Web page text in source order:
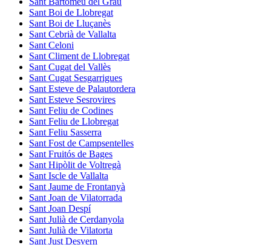
Sant Boi de Llobregat
Sant Boi de Lluçanès
Sant Cebrià de Vallalta
Sant Celoni
Sant Climent de Llobregat
Sant Cugat del Vallès
Sant Cugat Sesgarrigues
Sant Esteve de Palautordera
Sant Esteve Sesrovires
Sant Feliu de Codines
Sant Feliu de Llobregat
Sant Feliu Sasserra
Sant Fost de Campsentelles
Sant Fruitós de Bages
Sant Hipòlit de Voltregà
Sant Iscle de Vallalta
Sant Jaume de Frontanyà
Sant Joan de Vilatorrada
Sant Joan Despí
Sant Julià de Cerdanyola
Sant Julià de Vilatorta
Sant Just Desvern